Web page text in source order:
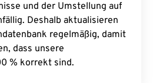
und der Umstellung auf
Deshalb aktualisieren
regelmäßig, damit
dass unsere
% korrekt sind.